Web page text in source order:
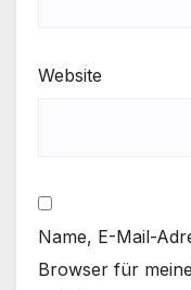
Website
Name, E-Mail-
Browser für